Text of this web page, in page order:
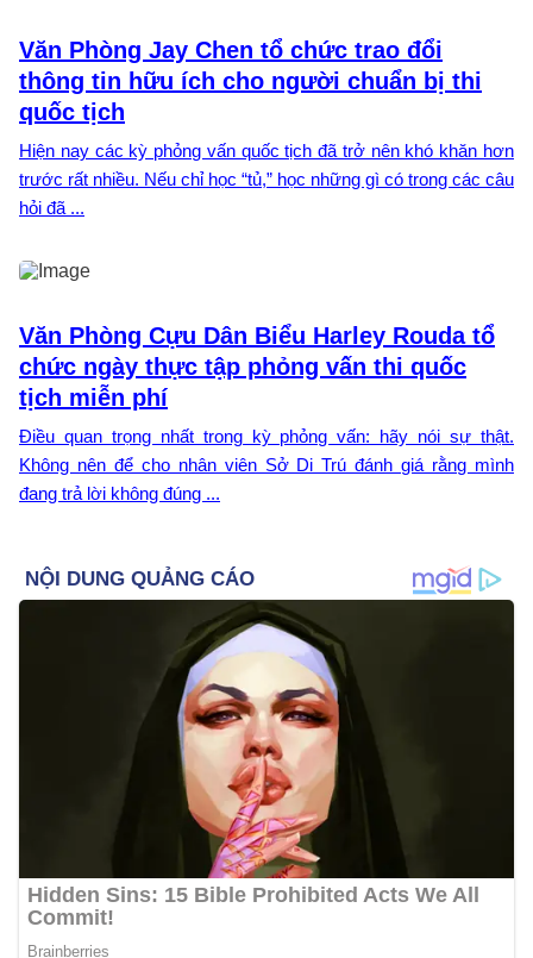
Văn Phòng Jay Chen tổ chức trao đổi
thông tin hữu ích cho người chuẩn bị thi
quốc tịch
Hiện nay các kỳ phỏng vấn quốc tịch đã trở nên khó khăn hơn
trước rất nhiều. Nếu chỉ học “tủ,” học những gì có trong các câu
hỏi đã ...
Văn Phòng Cựu Dân Biểu Harley Rouda tổ
chức ngày thực tập phỏng vấn thi quốc
tịch miễn phí
Điều quan trọng nhất trong kỳ phỏng vấn: hãy nói sự thật.
Không nên để cho nhân viên Sở Di Trú đánh giá rằng mình
đang trả lời không đúng ...